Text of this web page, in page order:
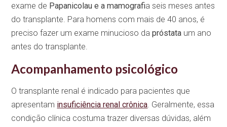
exame de Papanicolau e a mamografia seis meses antes
do transplante. Para homens com mais de 40 anos, é
preciso fazer um exame minucioso dapróstata um ano
antes do transplante.
Acompanhamento psicológico
O transplante renal é indicado para pacientes que
apresentam insuficiência renal crônica. Geralmente, essa
condição clínica costuma trazer diversas dúvidas, além